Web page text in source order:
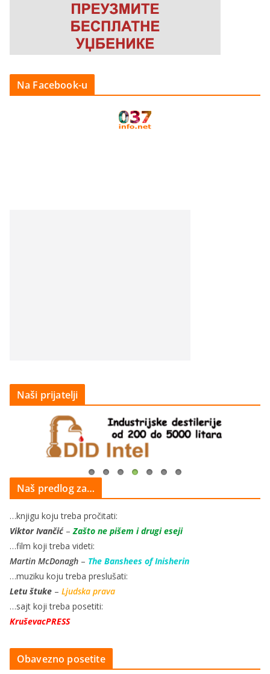
Na Facebook-u
Naši prijatelji
Naš predlog za…
…knjigu koju treba pročitati:
Viktor Ivančić–Zašto ne pišem i drugi eseji
…film koji treba videti:
Martin McDonagh – The Banshees of Inisherin
…muziku koju treba preslušati:
Letu štuke – Ljudska prava
…sajt koji treba posetiti:
KruševacPRESS
Obavezno posetite